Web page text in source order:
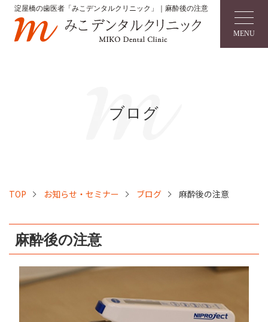
淀屋橋の歯医者「みこデンタルクリニック」｜麻酔後の注意
MENU
ブログ
TOP お知らせ・セミナー ブログ 麻酔後の注意
麻酔後の注意